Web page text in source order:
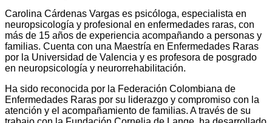
Carolina Cárdenas Vargas es psicóloga, especialista en
neuropsicología y profesional en enfermedades raras, con
más de 15 años de experiencia acompañando a personas y
familias. Cuenta con una Maestría en Enfermedades Raras
por la Universidad de Valencia y es profesora de posgrado
en neuropsicología y neurorrehabilitación.
Ha sido reconocida por la Federación Colombiana de
Enfermedades Raras por su liderazgo y compromiso con la
atención y el acompañamiento de familias. A través de su